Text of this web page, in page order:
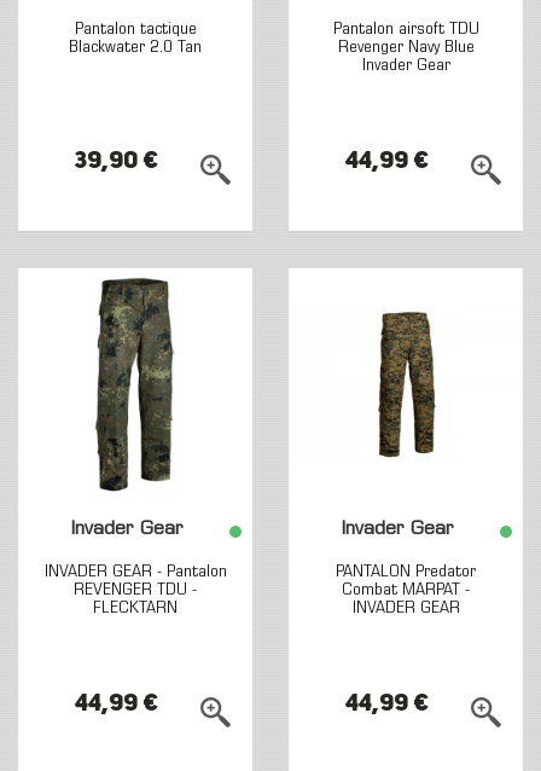
Pantalon tactique
Blackwater 2.0 Tan
39,90 €
Pantalon airsoft TDU
Revenger Navy Blue
Invader Gear
44,99 €
Invader Gear
INVADER GEAR - Pantalon
REVENGER TDU -
FLECKTARN
44,99 €
Invader Gear
PANTALON Predator
Combat MARPAT -
INVADER GEAR
44,99 €